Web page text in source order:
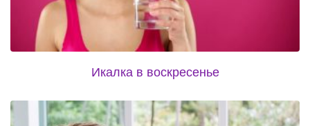
Икалка в воскресенье